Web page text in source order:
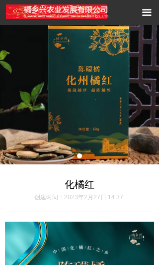
끀
首页
胎菊展示
联系我们
化橘红
创建时间： 2023年2月27日 14:37